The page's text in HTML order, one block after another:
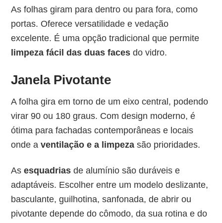
As folhas giram para dentro ou para fora, como
portas. Oferece versatilidade e vedação
excelente. É uma opção tradicional que permite
limpeza fácil das duas faces do vidro.
Janela Pivotante
A folha gira em torno de um eixo central, podendo
virar 90 ou 180 graus. Com design moderno, é
ótima para fachadas contemporâneas e locais
onde aventilação e a limpeza são prioridades.
Asesquadrias de alumínio são duráveis e
adaptáveis. Escolher entre um modelo deslizante,
basculante, guilhotina, sanfonada, de abrir ou
pivotante depende do cômodo, da sua rotina e do